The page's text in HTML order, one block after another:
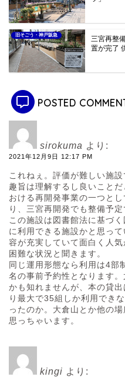
旧そごう・神戸阪急
三宮再整
置が完了
POSTED
sirokuma より:
2021年12月9日 12:17 PM
これねぇ。評価が難しい施設
趣旨は理解するし良いこと
おける再開発事業の一つと
り、三宮再開発でも整備予定
この施設は図書館法に基づ
に利用できる施設かと思っ
容が充実していて面白く人
困難な状況と聞きます。
同じ運用形態なら利用は4部
名の事前予約性となります
かも知れませんが、本の貸
り最大で35組しか利用でき
ったのか。大倉山とか他の
思っちゃいます。
kingi より: